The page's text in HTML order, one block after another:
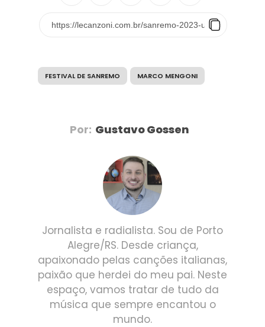
FESTIVAL DE SANREMO MARCO MENGONI
Por: Gustavo Gossen
Jornalista e radialista. Sou de Porto
Alegre/RS. Desde criança,
apaixonado pelas canções italianas,
paixão que herdei do meu pai. Neste
espaço, vamos tratar de tudo da
música que sempre encantou o
mundo.